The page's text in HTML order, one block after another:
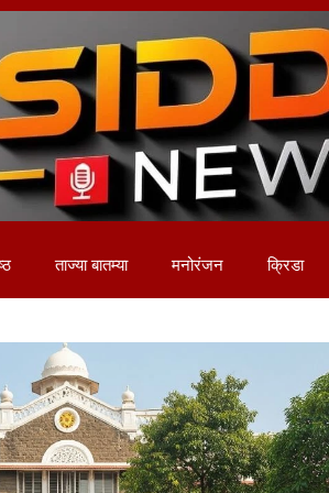
ताज्या बातम्या मनोरंजन क्रिडा